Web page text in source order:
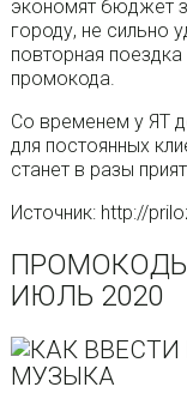
экономят бюджет
городу, не сильно
повторная
промокода.
Со временем у ЯТ
для постоянных
станет в разы
Источник: http://
ИЮЛЬ 2020